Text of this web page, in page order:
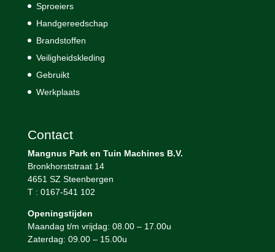
Sproeiers
Handgereedschap
Brandstoffen
Veiligheidskleding
Gebruikt
Werkplaats
Contact
Mangnus Park en Tuin Machines B.V.
Bronkhorststraat 14
4651 SZ Steenbergen
T : 0167-541 102
Openingstijden
Maandag t/m vrijdag: 08.00 – 17.00u
Zaterdag: 09.00 – 15.00u